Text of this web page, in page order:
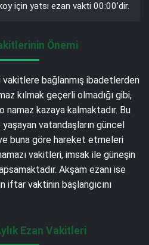
için yatsı ezan vakti 00:00’dir.
Önemi
vakitlere bağlanmış ibadetlerden
kılmak geçerli olmadığı gibi,
namaz kazaya kalmaktadır. Bu
vatandaşların güncel
buna göre hareket etmeleri
vakitleri, imsak ile güneşin
Akşam ezanı ise
vaktinin başlangıcını
Ezan Vakitleri